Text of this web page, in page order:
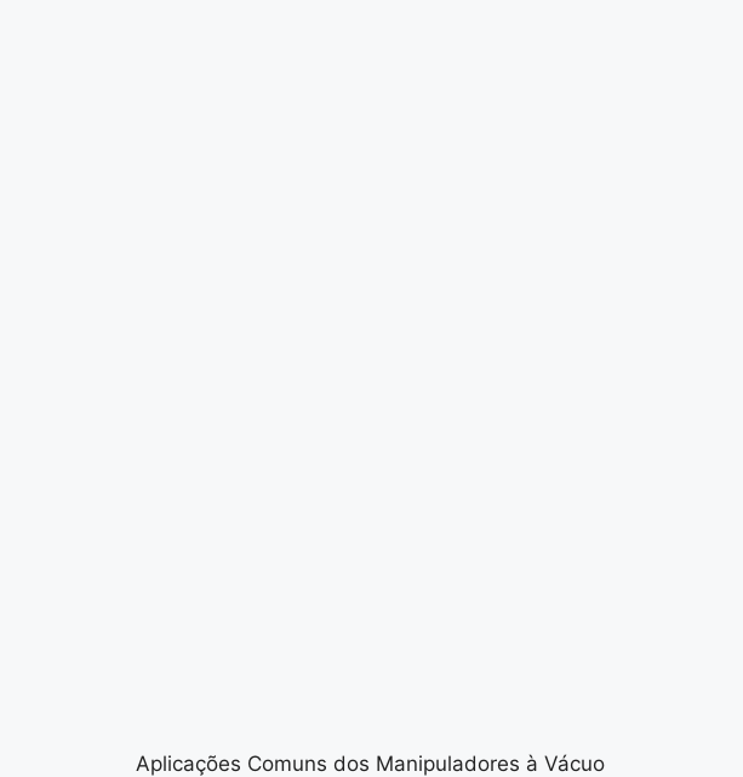
Aplicações Comuns dos Manipuladores à Vácuo